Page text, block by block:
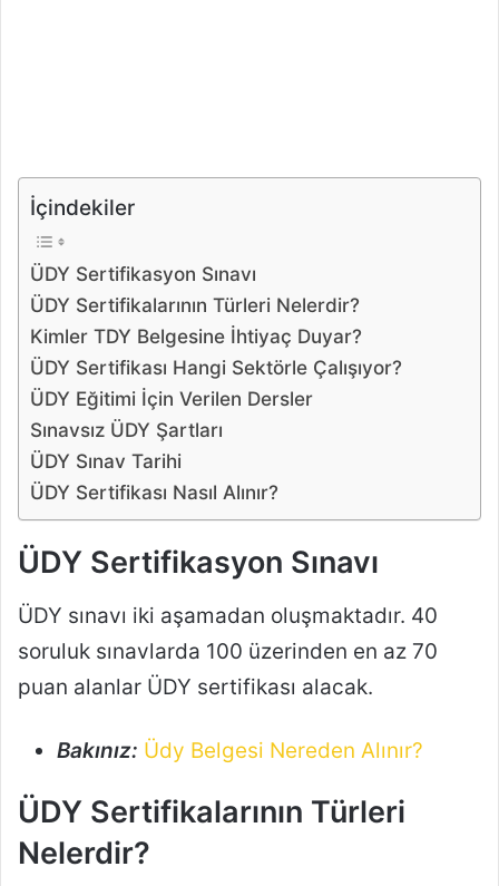
İçindekiler
ÜDY Sertifikasyon Sınavı
ÜDY Sertifikalarının Türleri Nelerdir?
Kimler TDY Belgesine İhtiyaç Duyar?
ÜDY Sertifikası Hangi Sektörle Çalışıyor?
ÜDY Eğitimi İçin Verilen Dersler
Sınavsız ÜDY Şartları
ÜDY Sınav Tarihi
ÜDY Sertifikası Nasıl Alınır?
ÜDY Sertifikasyon Sınavı
ÜDY sınavı iki aşamadan oluşmaktadır. 40
soruluk sınavlarda 100 üzerinden en az 70
puan alanlar ÜDY sertifikası alacak.
Bakınız: Üdy Belgesi Nereden Alınır?
ÜDY Sertifikalarının Türleri
Nelerdir?